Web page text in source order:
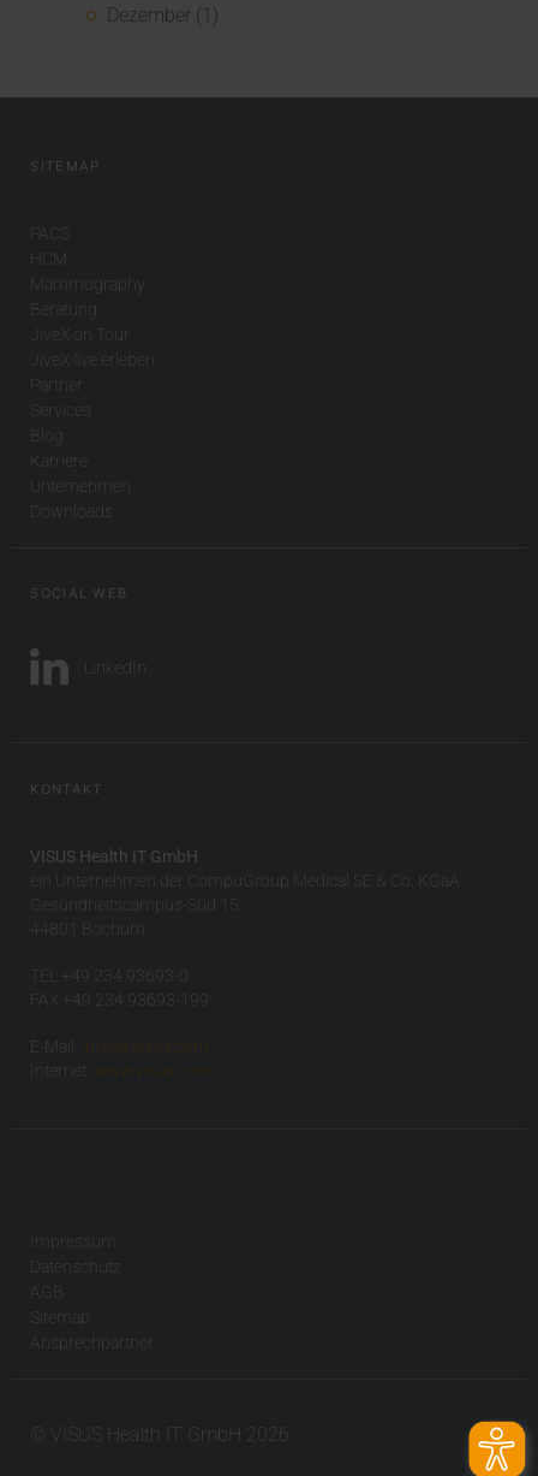
Dezember (1)
SITEMAP
PACS
HCM
Mammography
Beratung
JiveX on Tour
JiveX live erleben
Partner
Services
Blog
Karriere
Unternehmen
Downloads
SOCIAL WEB
LinkedIn
KONTAKT
VISUS Health IT GmbH
ein Unternehmen der CompuGroup Medical SE & Co. KGaA
Gesundheitscampus-Süd 15
44801 Bochum
TEL +49 234 93693-0
FAX +49 234 93693-199
E-Mail:
info(at)visus.com
Internet:
www.visus.com
Impressum
Datenschutz
AGB
Sitemap
Ansprechpartner
© VISUS Health IT GmbH 2026